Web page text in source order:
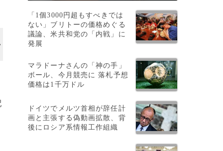
「1個3000円超もすべきでは
ない」ブリトーの価格めぐる
議論、米共和党の「内戦」に
発展
マラドーナさんの「神の手」
ボール、今月競売に 落札予想
価格は1千万ドル
ドイツでメルツ首相が辞任計
画と主張する偽動画拡散、背
後にロシア系情報工作組織